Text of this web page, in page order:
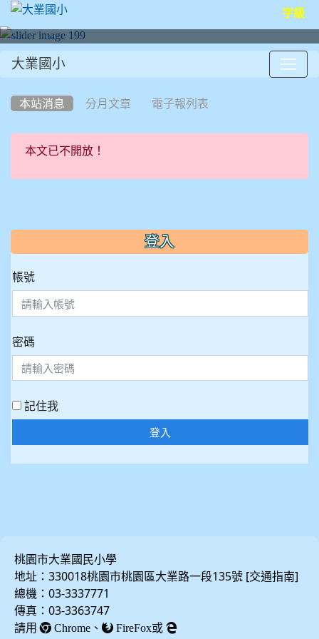
字級
大業國小
本站消息 分月文章 電子報列表
本文已不開放！
::: 登入
帳號
密碼
記住我
登入
桃園市大業國民小學
地址：330018桃園市桃園區大業路一段135號 [交通指南]
總機：03-3337771
傳真：03-3363747
請用
Chrome 、 FireFox或